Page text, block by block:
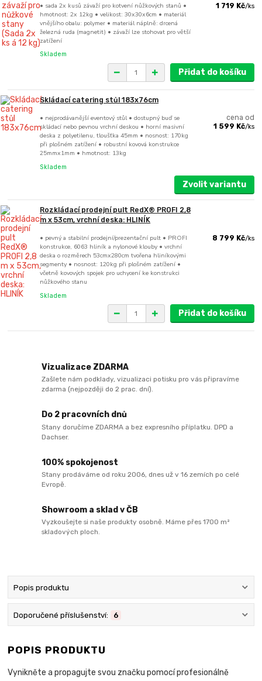
• sada 2x kusů závaží pro kotvení nůžkových stanů •
hmotnost: 2x 12kg • velikost: 30x30x6cm • materiál
vnějšího obalu: polymer • materiál náplně: drcená
železná ruda (magnetit) • závaží lze stohovat pro větší
zatížení
1 719 Kč/ks
Skladem
Přidat do košíku
Skládací catering stůl 183x76cm
• nejprodávanější eventový stůl • dostupný buď se
skládací nebo pevnou vrchní deskou • horní masivní
deska z polyetilenu, tloušťka 45mm • nosnost: 170kg
při plošném zatížení • robustní kovová konstrukce
25mmx1mm • hmotnost: 13kg
cena od
1 599 Kč/ks
Skladem
Zvolit variantu
Rozkládací prodejní pult RedX® PROFI 2,8
m x 53cm, vrchní deska: HLINÍK
• pevný a stabilní prodejní/prezentační pult • PROFI
konstrukce, 6063 hliník a nylonové klouby • vrchní
deska o rozměrech 53cmx280cm tvořena hliníkovými
segmenty • nosnost: 120kg při plošném zatížení •
včetně kovových spojek pro uchycení ke konstrukci
nůžkového stanu
8 799 Kč/ks
Skladem
Přidat do košíku
Vizualizace ZDARMA
Zašlete nám podklady, vizualizaci potisku pro vás připravíme
zdarma (nejpozději do 2 prac. dní).
Do 2 pracovních dnů
Stany doručíme ZDARMA a bez expresního příplatku. DPD a
Dachser.
100% spokojenost
Stany prodáváme od roku 2006, dnes už v 16 zemích po celé
Evropě.
Showroom a sklad v ČB
Vyzkoušejte si naše produkty osobně. Máme přes 1700 m²
skladových ploch.
Popis produktu
Doporučené příslušenství: 6
POPIS PRODUKTU
Vynikněte a propagujte svou značku pomocí profesionálně